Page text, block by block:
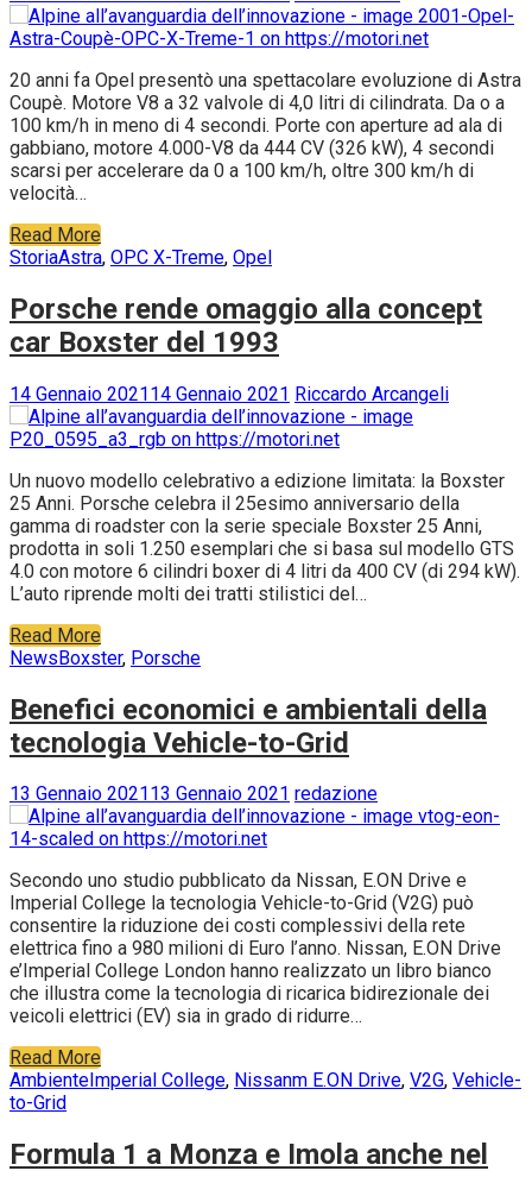
15 Gennaio 202114 Gennaio 2021 Paolo Ferrini
20 anni fa Opel presentò una spettacolare evoluzione di Astra
Coupè. Motore V8 a 32 valvole di 4,0 litri di cilindrata. Da o a
100 km/h in meno di 4 secondi. Porte con aperture ad ala di
gabbiano, motore 4.000-V8 da 444 CV (326 kW), 4 secondi
velocità…
Storia Astra ,OPC X-Treme,Opel
Porsche rende omaggio alla concept
car Boxster del 1993
14 Gennaio 202114 Gennaio 2021 Riccardo Arcangeli
Un nuovo modello celebrativo a edizione limitata: la Boxster
25 Anni. Porsche celebra il 25esimo anniversario della
gamma di roadster con la serie speciale Boxster 25 Anni,
prodotta in soli 1.250 esemplari che si basa sul modello GTS
4.0 con motore 6 cilindri boxer di 4 litri da 400 CV (di 294 kW).
L’auto riprende molti dei tratti stilistici del…
News
Boxster
Benefici economici e ambientali della
tecnologia Vehicle-to-Grid
13 Gennaio 202113 Gennaio 2021
Secondo uno studio pubblicato da Nissan, E.ON Drive e
Imperial College la tecnologia Vehicle-to-Grid (V2G) può
consentire la riduzione dei costi complessivi della rete
elettrica fino a 980 milioni di Euro l’anno. Nissan, E.ON Drive
e’Imperial College London hanno realizzato un libro bianco
che illustra come la tecnologia di ricarica bidirezionale dei
veicoli elettrici (EV) sia in grado di ridurre…
Read More
to-Grid